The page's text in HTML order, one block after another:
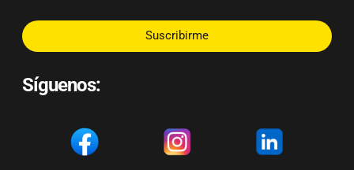
Suscribirme
Síguenos: